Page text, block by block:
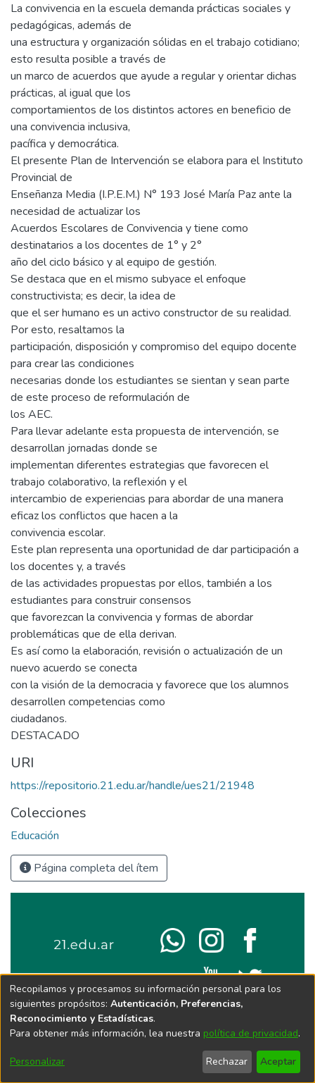
La convivencia en la escuela demanda prácticas sociales y
pedagógicas, además de
una estructura y organización sólidas en el trabajo cotidiano;
esto resulta posible a través de
un marco de acuerdos que ayude a regular y orientar dichas
prácticas, al igual que los
comportamientos de los distintos actores en beneficio de
una convivencia inclusiva,
pacífica y democrática.
El presente Plan de Intervención se elabora para el Instituto
Provincial de
Enseñanza Media (I.P.E.M.) N° 193 José María Paz ante la
necesidad de actualizar los
Acuerdos Escolares de Convivencia y tiene como
destinatarios a los docentes de 1° y 2°
año del ciclo básico y al equipo de gestión.
Se destaca que en el mismo subyace el enfoque
constructivista; es decir, la idea de
que el ser humano es un activo constructor de su realidad.
Por esto, resaltamos la
participación, disposición y compromiso del equipo docente
para crear las condiciones
necesarias donde los estudiantes se sientan y sean parte
de este proceso de reformulación de
los AEC.
Para llevar adelante esta propuesta de intervención, se
desarrollan jornadas donde se
implementan diferentes estrategias que favorecen el
trabajo colaborativo, la reflexión y el
intercambio de experiencias para abordar de una manera
eficaz los conflictos que hacen a la
convivencia escolar.
Este plan representa una oportunidad de dar participación a
los docentes y, a través
de las actividades propuestas por ellos, también a los
estudiantes para construir consensos
que favorezcan la convivencia y formas de abordar
problemáticas que de ella derivan.
Es así como la elaboración, revisión o actualización de un
nuevo acuerdo se conecta
con la visión de la democracia y favorece que los alumnos
desarrollen competencias como
ciudadanos.
DESTACADO
URI
https://repositorio.21.edu.ar/handle/ues21/21948
Colecciones
Educación
Página completa del ítem
Recopilamos y procesamos su información personal para los
siguientes propósitos: Autenticación, Preferencias,
Reconocimiento y Estadísticas.
Para obtener más información, lea nuestra política de privacidad.
Personalizar Rechazar Aceptar